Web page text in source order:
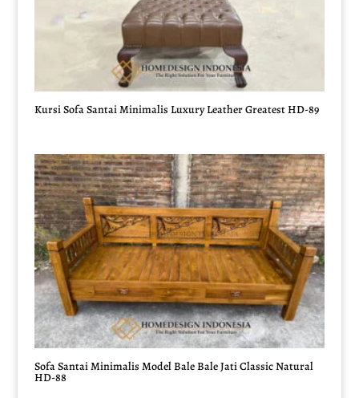
Kursi Sofa Santai Minimalis Luxury Leather Greatest HD-89
Sofa Santai Minimalis Model Bale Bale Jati Classic Natural
HD-88